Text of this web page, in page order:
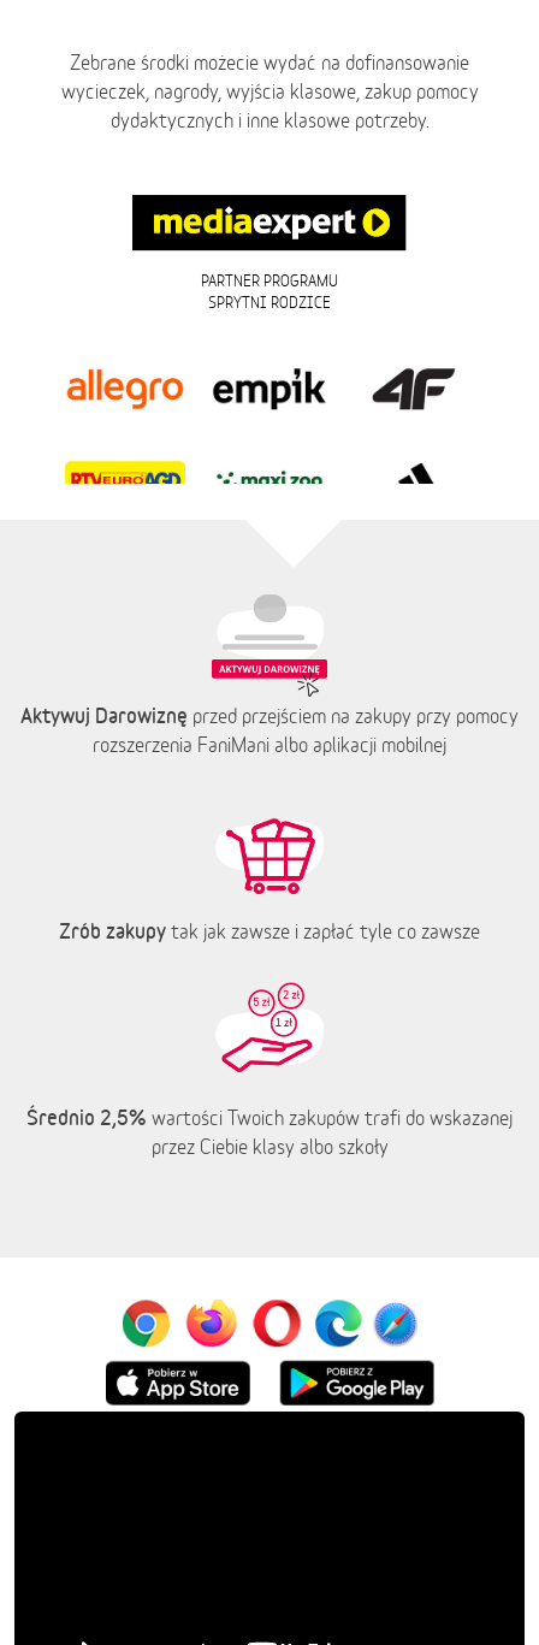
Zebrane środki możecie wydać na dofinansowanie
wycieczek, nagrody, wyjścia klasowe, zakup pomocy
dydaktycznych i inne klasowe potrzeby.
PARTNER PROGRAMU
SPRYTNI RODZICE
Aktywuj Darowiznę przed przejściem na zakupy przy pomocy
rozszerzenia FaniMani albo aplikacji mobilnej
Zrób zakupy tak jak zawsze i zapłać tyle co zawsze
Średnio 2,5% wartości Twoich zakupów trafi do wskazanej
przez Ciebie klasy albo szkoły